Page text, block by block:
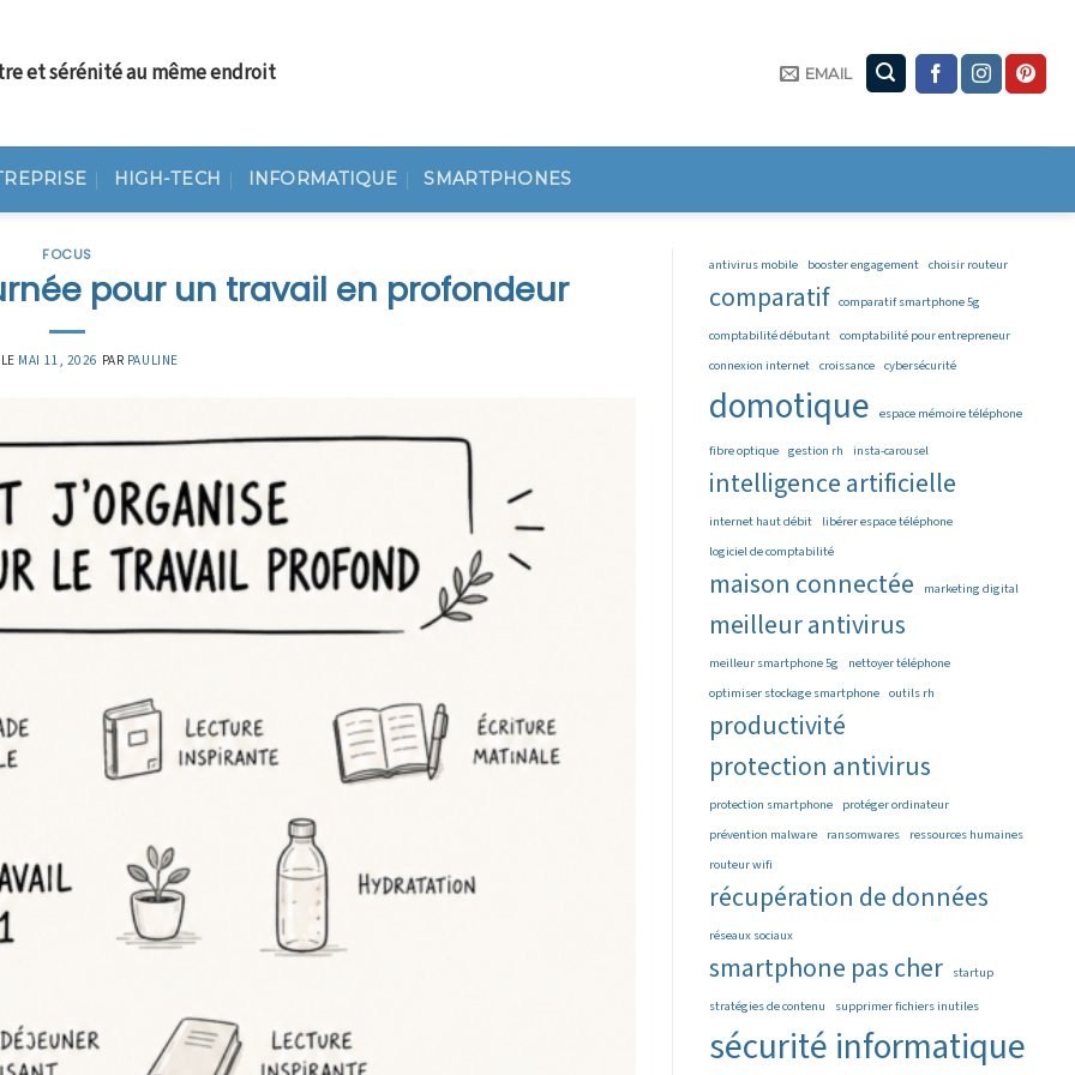
et sérénité au même endroit EMAIL
HIGH-TECH INFORMATIQUE SMARTPHONES
FOCUS
pour un travail en profondeur
MAI 11, 2026 PAR PAULINE
antivirus mobile booster engagement choisir routeur
comparatif comparatif smartphone 5g
comptabilité débutant comptabilité pour entrepreneur
connexion internet croissance cybersécurité
domotique espace mémoire téléphone
fibre optique gestion rh insta-carousel
intelligence artificielle
internet haut débit libérer espace téléphone
logiciel de comptabilité
maison connectée marketing digital
meilleur antivirus
meilleur smartphone 5g
nettoyer téléphone
optimiser stockage smartphone outils rh
productivité
protection antivirus
protection smartphone protéger ordinateur
prévention malware ransomwares ressources humaines
routeur wifi
récupération de données
réseaux sociaux
smartphone pas cher startup
stratégies de contenu
supprimer fichiers inutiles
sécurité informatique